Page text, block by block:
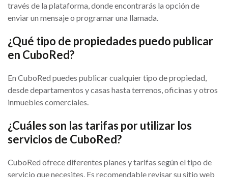
través de la plataforma, donde encontrarás la opción de
enviar un mensaje o programar una llamada.
¿Qué tipo de propiedades puedo publicar
en CuboRed?
En CuboRed puedes publicar cualquier tipo de propiedad,
desde departamentos y casas hasta terrenos, oficinas y otros
inmuebles comerciales.
¿Cuáles son las tarifas por utilizar los
servicios de CuboRed?
CuboRed ofrece diferentes planes y tarifas según el tipo de
servicio que necesites. Es recomendable revisar su sitio web